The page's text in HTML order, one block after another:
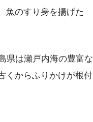
魚のすり身を揚げた
県は瀬戸内海の豊富な
くからふりかけが根付